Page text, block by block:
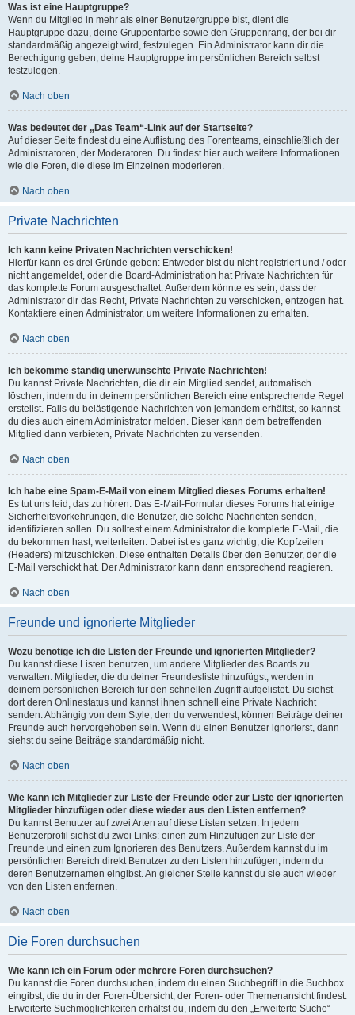
Was ist eine Hauptgruppe?
Wenn du Mitglied in mehr als einer Benutzergruppe bist, dient die
Hauptgruppe dazu, deine Gruppenfarbe sowie den Gruppenrang, der bei dir
standardmäßig angezeigt wird, festzulegen. Ein Administrator kann dir die
Berechtigung geben, deine Hauptgruppe im persönlichen Bereich selbst
festzulegen.
Nach oben
Was bedeutet der „Das Team“-Link auf der Startseite?
Auf dieser Seite findest du eine Auflistung des Forenteams, einschließlich der
Administratoren, der Moderatoren. Du findest hier auch weitere Informationen
wie die Foren, die diese im Einzelnen moderieren.
Nach oben
Private Nachrichten
Ich kann keine Privaten Nachrichten verschicken!
Hierfür kann es drei Gründe geben: Entweder bist du nicht registriert und / oder
nicht angemeldet, oder die Board-Administration hat Private Nachrichten für
das komplette Forum ausgeschaltet. Außerdem könnte es sein, dass der
Administrator dir das Recht, Private Nachrichten zu verschicken, entzogen hat.
Kontaktiere einen Administrator, um weitere Informationen zu erhalten.
Nach oben
Ich bekomme ständig unerwünschte Private Nachrichten!
Du kannst Private Nachrichten, die dir ein Mitglied sendet, automatisch
löschen, indem du in deinem persönlichen Bereich eine entsprechende Regel
erstellst. Falls du belästigende Nachrichten von jemandem erhältst, so kannst
du dies auch einem Administrator melden. Dieser kann dem betreffenden
Mitglied dann verbieten, Private Nachrichten zu versenden.
Nach oben
Ich habe eine Spam-E-Mail von einem Mitglied dieses Forums erhalten!
Es tut uns leid, das zu hören. Das E-Mail-Formular dieses Forums hat einige
Sicherheitsvorkehrungen, die Benutzer, die solche Nachrichten senden,
identifizieren sollen. Du solltest einem Administrator die komplette E-Mail, die
du bekommen hast, weiterleiten. Dabei ist es ganz wichtig, die Kopfzeilen
(Headers) mitzuschicken. Diese enthalten Details über den Benutzer, der die
E-Mail verschickt hat. Der Administrator kann dann entsprechend reagieren.
Nach oben
Freunde und ignorierte Mitglieder
Wozu benötige ich die Listen der Freunde und ignorierten Mitglieder?
Du kannst diese Listen benutzen, um andere Mitglieder des Boards zu
verwalten. Mitglieder, die du deiner Freundesliste hinzufügst, werden in
deinem persönlichen Bereich für den schnellen Zugriff aufgelistet. Du siehst
dort deren Onlinestatus und kannst ihnen schnell eine Private Nachricht
senden. Abhängig von dem Style, den du verwendest, können Beiträge deiner
Freunde auch hervorgehoben sein. Wenn du einen Benutzer ignorierst, dann
siehst du seine Beiträge standardmäßig nicht.
Nach oben
Wie kann ich Mitglieder zur Liste der Freunde oder zur Liste der ignorierten
Mitglieder hinzufügen oder diese wieder aus den Listen entfernen?
Du kannst Benutzer auf zwei Arten auf diese Listen setzen: In jedem
Benutzerprofil siehst du zwei Links: einen zum Hinzufügen zur Liste der
Freunde und einen zum Ignorieren des Benutzers. Außerdem kannst du im
persönlichen Bereich direkt Benutzer zu den Listen hinzufügen, indem du
deren Benutzernamen eingibst. An gleicher Stelle kannst du sie auch wieder
von den Listen entfernen.
Nach oben
Die Foren durchsuchen
Wie kann ich ein Forum oder mehrere Foren durchsuchen?
Du kannst die Foren durchsuchen, indem du einen Suchbegriff in die Suchbox
eingibst, die du in der Foren-Übersicht, der Foren- oder Themenansicht findest.
Erweiterte Suchmöglichkeiten erhältst du, indem du den „Erweiterte Suche“-